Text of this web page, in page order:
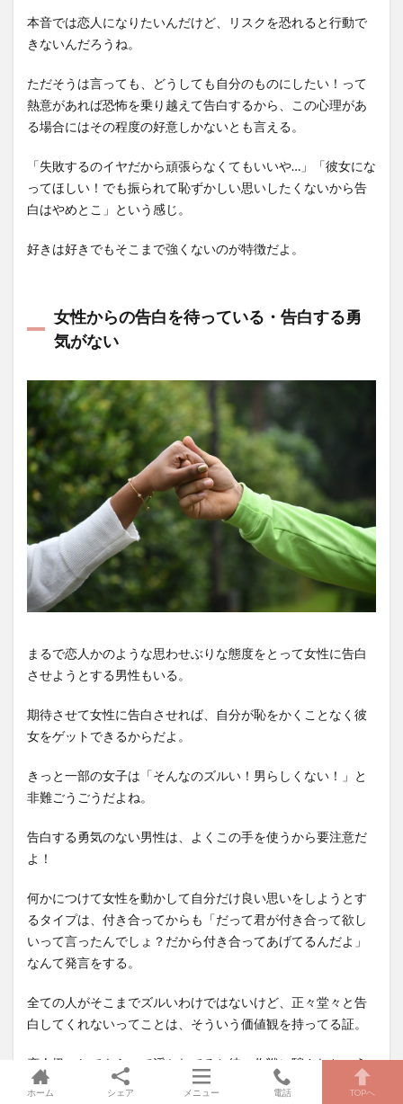
本音では恋人になりたいんだけど、リスクを恐れると行動で
きないんだろうね。
ただそうは言っても、どうしても自分のものにしたい！って
熱意があれば恐怖を乗り越えて告白するから、この心理があ
る場合にはその程度の好意しかないとも言える。
「失敗するのイヤだから頑張らなくてもいいや…」「彼女にな
ってほしい！でも振られて恥ずかしい思いしたくないから告
白はやめとこ」という感じ。
好きは好きでもそこまで強くないのが特徴だよ。
女性からの告白を待っている・告白する勇
気がない
まるで恋人かのような思わせぶりな態度をとって女性に告白
させようとする男性もいる。
期待させて女性に告白させれば、自分が恥をかくことなく彼
女をゲットできるからだよ。
きっと一部の女子は「そんなのズルい！男らしくない！」と
非難ごうごうだよね。
告白する勇気のない男性は、よくこの手を使うから要注意だ
よ！
何かにつけて女性を動かして自分だけ良い思いをしようとす
るタイプは、付き合ってからも「だって君が付き合って欲し
いって言ったんでしょ？だから付き合ってあげてるんだよ」
なんて発言をする。
全ての人がそこまでズルいわけではないけど、正々堂々と告
白してくれないってことは、そういう価値観を持ってる証。
恋人扱いしてもらって浮かれてると彼の作戦に騙されちゃう
から気を付けてね。
ホーム シェア メニュー 電話 TOPへ